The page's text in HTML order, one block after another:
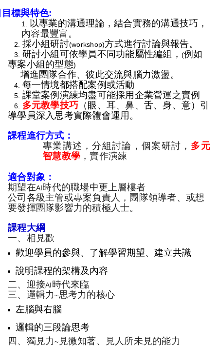
標與特色:
1. 以專業的溝通理論，結合實務的溝通技巧，
內容最豐富。
2. 採小組研討(workshop)方式進行討論與報告。
3. 研討小組可依學員不同功能屬性編組， (例如
專案小組的型態)
增進團隊合作、彼此交流與腦力激盪。
4. 每一情境都搭配案例或活動
5. 課堂案例演練均盡可能採用企業營運之實例
6. 多元教學技巧 （眼、耳、鼻、舌、身、意）引
導學員深入思考實際體會運用。
課程進行方式：
專業講述，分組討論，個案研討， 多元
智慧教學 ，實作演練
適合對象：
期望在AI時代的職場中更上層樓者
公司各級主管或專案負責人，團隊領導者、或想
要發揮團隊影響力的積極人士。
課程大綱
一、相見歡
歡迎學員的參與、了解學習期望、建立共識
說明課程的架構及內容
二、迎接AI時代來臨
三、邏輯力~思考力的核心
左腦與右腦
邏輯的三段論思考
四、獨見力~ 見微知著、見人所未見的能力